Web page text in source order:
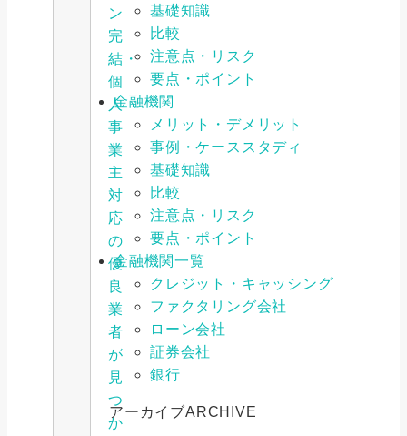
ン
完
結・
個
人
事
業
主
対
応
の
優
良
業
者
が
見
つ
か
基礎知識
比較
注意点・リスク
要点・ポイント
金融機関
メリット・デメリット
事例・ケーススタディ
基礎知識
比較
注意点・リスク
要点・ポイント
金融機関一覧
クレジット・キャッシング
ファクタリング会社
ローン会社
証券会社
銀行
アーカイブARCHIVE